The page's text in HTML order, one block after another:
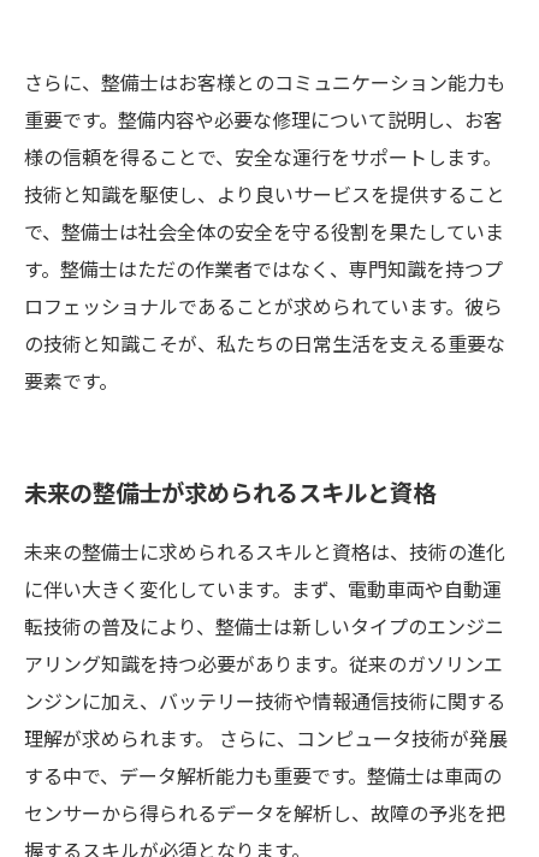
さらに、整備士はお客様とのコミュニケーション能力も
重要です。整備内容や必要な修理について説明し、お客
様の信頼を得ることで、安全な運行をサポートします。
技術と知識を駆使し、より良いサービスを提供すること
で、整備士は社会全体の安全を守る役割を果たしていま
す。整備士はただの作業者ではなく、専門知識を持つプ
ロフェッショナルであることが求められています。彼ら
の技術と知識こそが、私たちの日常生活を支える重要な
要素です。
未来の整備士が求められるスキルと資格
未来の整備士に求められるスキルと資格は、技術の進化
に伴い大きく変化しています。まず、電動車両や自動運
転技術の普及により、整備士は新しいタイプのエンジニ
アリング知識を持つ必要があります。従来のガソリンエ
ンジンに加え、バッテリー技術や情報通信技術に関する
理解が求められます。 さらに、コンピュータ技術が発展
する中で、データ解析能力も重要です。整備士は車両の
センサーから得られるデータを解析し、故障の予兆を把
握するスキルが必須となります。